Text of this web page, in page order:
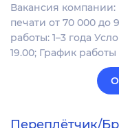
Вакансия компании:
печати от 70 000 до
работы: 1–3 года
19.00; График
Переплётчик/